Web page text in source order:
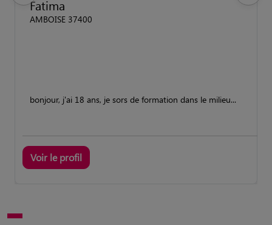
Fatima
AMBOISE 37400
bonjour, j'ai 18 ans, je sors de formation dans le milieu...
Voir le profil